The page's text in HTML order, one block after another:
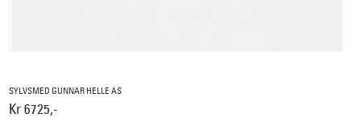
SYLVSMED GUNNAR HELLE AS
Kr 6725,-